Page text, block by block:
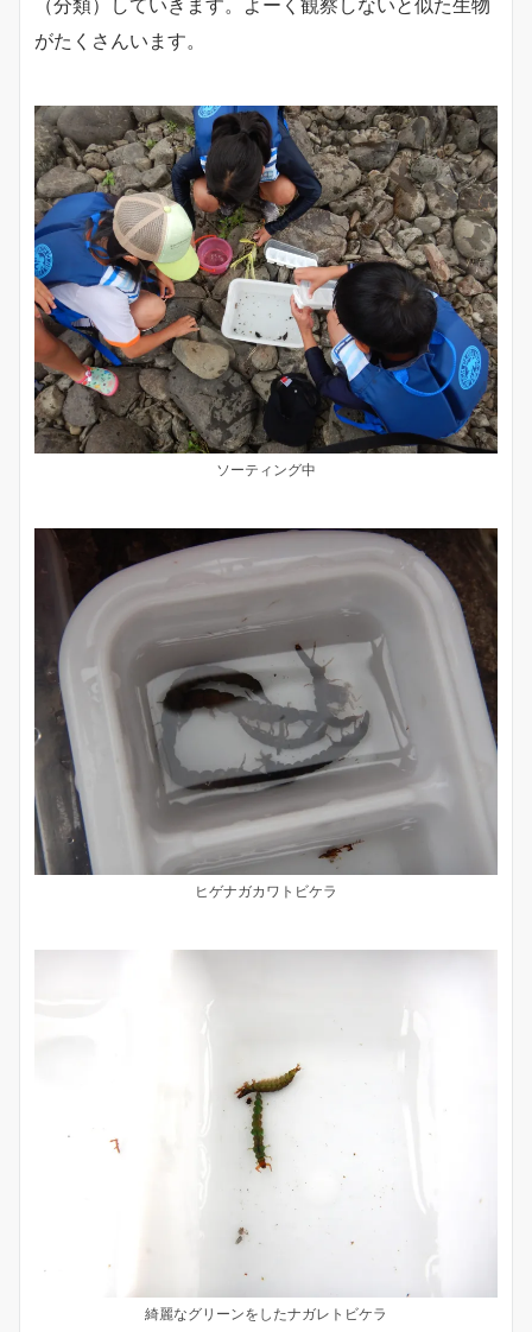
（分類）していきます。よーく観察しないと似た生物
がたくさんいます。
ソーティング中
ヒゲナガカワトビケラ
綺麗なグリーンをしたナガレトビケラ